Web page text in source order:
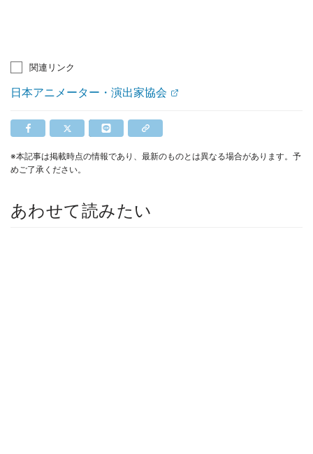
関連リンク
日本アニメーター・演出家協会
※本記事は掲載時点の情報であり、最新のものとは異なる場合があります。予
めご了承ください。
あわせて読みたい